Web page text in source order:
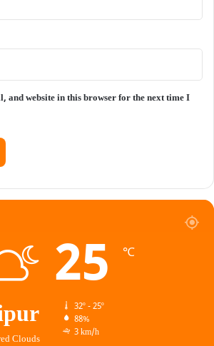
and website in this browser for the next time I
Clouds
25 ℃
32º - 25º
88%
3 km/h